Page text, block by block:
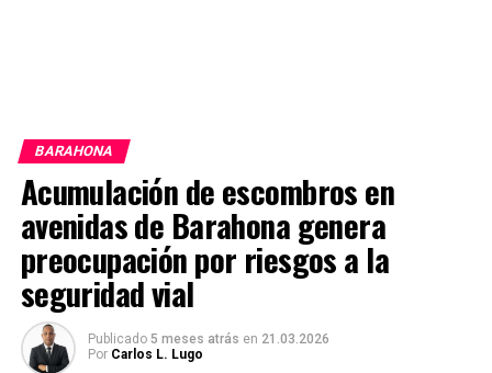
BARAHONA
Acumulación de escombros en
avenidas de Barahona genera
preocupación por riesgos a la
seguridad vial
Publicado 5 meses atrás en 21.03.2026
Por Carlos L. Lugo